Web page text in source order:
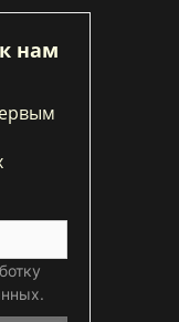
нам